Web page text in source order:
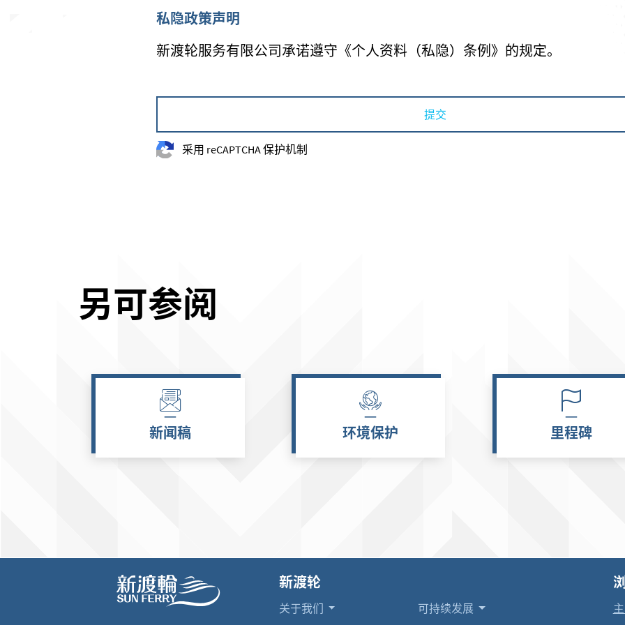
私隐政策声明
新渡轮服务有限公司承诺遵守《个人资料（私隐）条例》的规定。
提交
采用 reCAPTCHA 保护机制
另可参阅
新闻稿 环境保护 里程碑
新渡轮
关于我们 可持续发展